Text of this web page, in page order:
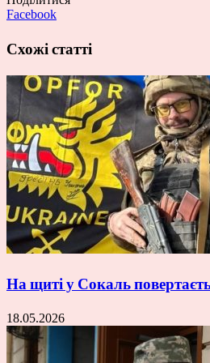
Facebook
Схожі статті
На щиті у Сокаль
18.05.2026